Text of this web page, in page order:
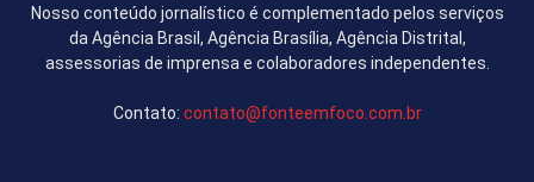
Nosso conteúdo jornalístico é complementado pelos serviços
da Agência Brasil, Agência Brasília, Agência Distrital,
assessorias de imprensa e colaboradores independentes.
Contato: contato@fonteemfoco.com.br